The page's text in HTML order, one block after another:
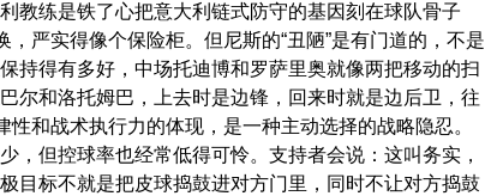
教练是铁了心把意大利链式防守的基因刻在球队骨子
严实得像个保险柜。但尼斯的“丑陋”是有门道的，不是
持得有多好，中场托迪博和罗萨里奥就像两把移动的扫
尔和洛托姆巴，上去时是边锋，回来时就是边后卫，往
性和战术执行力的体现，是一种主动选择的战略隐忍。
，但控球率也经常低得可怜。支持者会说：这叫务实，
目标不就是把皮球捣鼓进对方门里，同时不让对方捣鼓